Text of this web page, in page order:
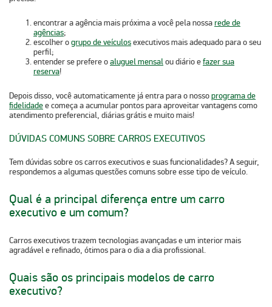
encontrar aagência mais próximaa você pela nossarede de
agências;
escolher ogrupo de veículosexecutivos mais adequado para o seu
perfil;
entender se prefere oaluguel mensalou diário efazer sua
reserva!
Depois disso, você automaticamente já entra para o nossoprograma de
fidelidadee começa a acumular pontos para aproveitar vantagens como
atendimento preferencial, diárias grátis e muito mais!
DÚVIDAS COMUNS SOBRE CARROS EXECUTIVOS
Tem dúvidas sobre os carros executivos e suas funcionalidades? A seguir,
respondemos a algumas questões comuns sobre esse tipo de veículo.
Qual é a principal diferença entre um carro
executivo e um comum?
Carros executivos trazem tecnologias avançadas e um interior mais
agradável e refinado, ótimos para o dia a dia profissional.
Quais são os principais modelos de carro
executivo?